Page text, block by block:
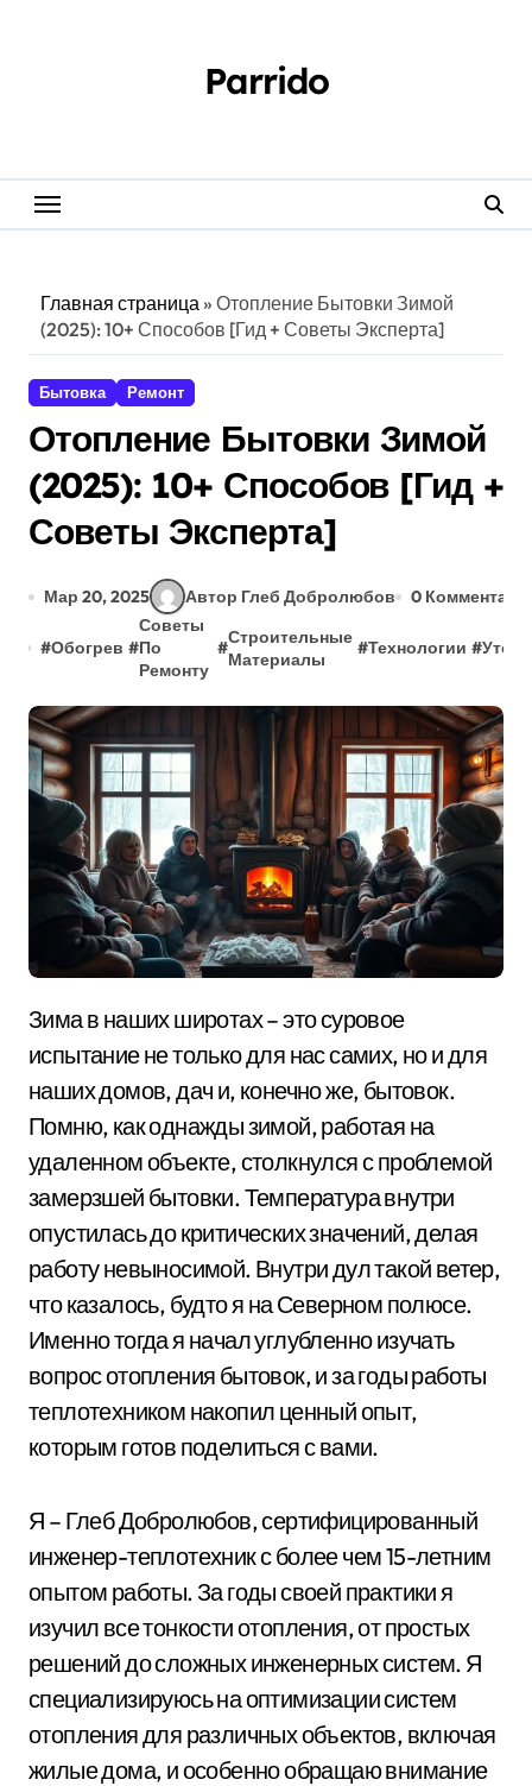
Parrido
Главная страница» Отопление Бытовки Зимой
(2025): 10+ Способов [Гид + Советы Эксперта]
Бытовка Ремонт
Отопление Бытовки Зимой
(2025): 10+ Способов [Гид +
Советы Эксперта]
Мар 20, 2025 Автор Глеб Добролюбов 0
#Обогрев #
Советы
По
Ремонту
#
Строительные
Материалы
#Технологии #
Зима в наших широтах – это суровое
испытание не только для нас самих, но и для
наших домов, дач и, конечно же, бытовок.
Помню, как однажды зимой, работая на
удаленном объекте, столкнулся с проблемой
замерзшей бытовки. Температура внутри
опустилась до критических значений, делая
работу невыносимой. Внутри дул такой ветер,
что казалось, будто я на Северном полюсе.
Именно тогда я начал углубленно изучать
вопрос отопления бытовок, и за годы работы
теплотехником накопил ценный опыт,
которым готов поделиться с вами.
Я – Глеб Добролюбов, сертифицированный
инженер-теплотехник с более чем 15-летним
опытом работы. За годы своей практики я
изучил все тонкости отопления, от простых
решений до сложных инженерных систем. Я
специализируюсь на оптимизации систем
отопления для различных объектов, включая
жилые дома, и особенно обращаю внимание